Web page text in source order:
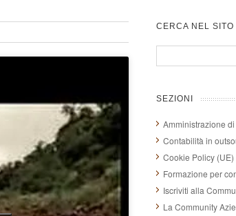
CERCA NEL SITO
SEZIONI
Amministrazione
Contabilità in
Cookie Policy (UE)
Formazione per
Iscriviti alla
La Community